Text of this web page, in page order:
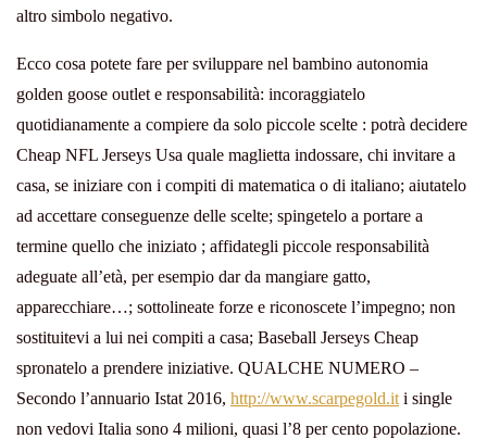
altro simbolo negativo.
Ecco cosa potete fare per sviluppare nel bambino autonomia
golden goose outlet e responsabilità: incoraggiatelo
quotidianamente a compiere da solo piccole scelte : potrà decidere
Cheap NFL Jerseys Usa quale maglietta indossare, chi invitare a
casa, se iniziare con i compiti di matematica o di italiano; aiutatelo
ad accettare conseguenze delle scelte; spingetelo a portare a
termine quello che iniziato ; affidategli piccole responsabilità
adeguate all’età, per esempio dar da mangiare gatto,
apparecchiare…; sottolineate forze e riconoscete l’impegno; non
sostituitevi a lui nei compiti a casa; Baseball Jerseys Cheap
spronatelo a prendere iniziative. QUALCHE NUMERO –
Secondo l’annuario Istat 2016, http://www.scarpegold.it i single
non vedovi Italia sono 4 milioni, quasi l’8 per cento popolazione.